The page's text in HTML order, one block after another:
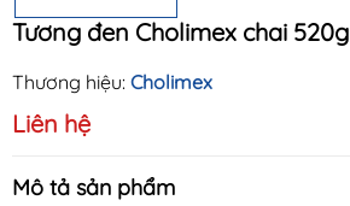
Tương đen Cholimex chai 520g
Thương hiệu: Cholimex
Liên hệ
Mô tả sản phẩm